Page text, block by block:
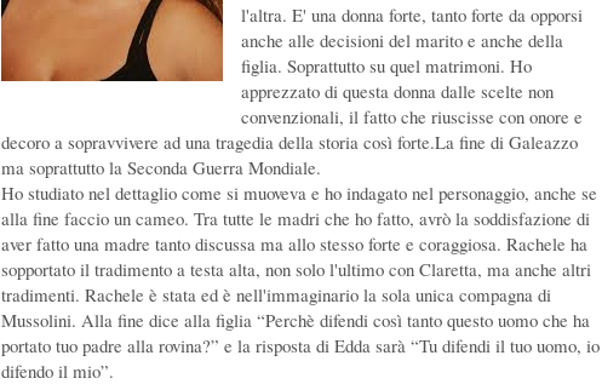
l'altra. E' una donna forte, tanto forte da opporsi
anche alle decisioni del marito e anche della
figlia. Soprattutto su quel matrimoni. Ho
apprezzato di questa donna dalle scelte non
convenzionali, il fatto che riuscisse con onore e
decoro a sopravvivere ad una tragedia della storia così forte.La fine di Galeazzo
ma soprattutto la Seconda Guerra Mondiale.
Ho studiato nel dettaglio come si muoveva e ho indagato nel personaggio, anche se
alla fine faccio un cameo. Tra tutte le madri che ho fatto, avrò la soddisfazione di
aver fatto una madre tanto discussa ma allo stesso forte e coraggiosa. Rachele ha
sopportato il tradimento a testa alta, non solo l'ultimo con Claretta, ma anche altri
tradimenti. Rachele è stata ed è nell'immaginario la sola unica compagna di
Mussolini. Alla fine dice alla figlia “Perchè difendi così tanto questo uomo che ha
portato tuo padre alla rovina?” e la risposta di Edda sarà “Tu difendi il tuo uomo, io
difendo il mio”.